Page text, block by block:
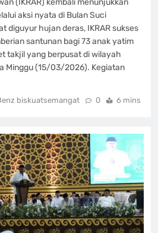
(IKRAR) kembali menunjukkan
aksi nyata di Bulan Suci
diguyur hujan deras, IKRAR sukses
santunan bagi 73 anak yatim
takjil yang berpusat di wilayah
Minggu (15/03/2026). Kegiatan
biskuatsemangat 0 6 mins